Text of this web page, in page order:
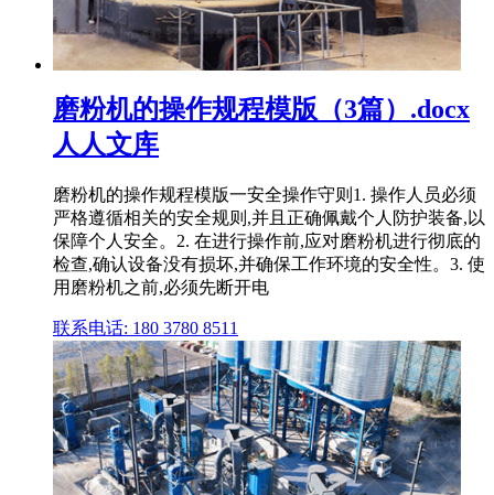
磨粉机的操作规程模版（3篇）.docx
人人文库
磨粉机的操作规程模版一安全操作守则1. 操作人员必须
严格遵循相关的安全规则,并且正确佩戴个人防护装备,以
保障个人安全。2. 在进行操作前,应对磨粉机进行彻底的
检查,确认设备没有损坏,并确保工作环境的安全性。3. 使
用磨粉机之前,必须先断开电
联系电话: 180 3780 8511